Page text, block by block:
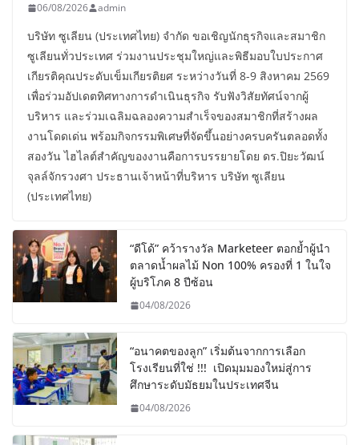
06/08/2026 admin
บริษัท ซูเลียน (ประเทศไทย) จำกัด ขอเชิญนักธุรกิจและสมาชิก
ซูเลียนทั่วประเทศ ร่วมงานประชุมใหญ่และพิธีมอบใบประกาศ
เกียรติคุณประดับเข็มเกียรติยศ ระหว่างวันที่ 8-9 สิงหาคม 2569
เพื่อร่วมอัปเดตทิศทางการดำเนินธุรกิจ รับฟังวิสัยทัศน์จากผู้
บริหาร และร่วมเฉลิมฉลองความสำเร็จของสมาชิกที่สร้างผล
งานโดดเด่น พร้อมกิจกรรมพิเศษที่จัดขึ้นอย่างครบครันตลอดทั้ง
สองวัน ไฮไลต์สำคัญของงานคือการบรรยายโดย ดร.ปิยะวัฒน์
จุลล์จักรวงศา ประธานเจ้าหน้าที่บริหาร บริษัท ซูเลียน
(ประเทศไทย)
“ดีโด้” คว้ารางวัล Marketeer ตอกย้ำผู้นำ
ตลาดน้ำผลไม้ Non 100% ครองที่ 1 ในใจ
ผู้บริโภค 8 ปีซ้อน
04/08/2026
“อนาคตของลูก” เริ่มต้นจากการเลือก
โรงเรียนที่ใช่ !!! เปิดมุมมองใหม่สู่การ
ศึกษาระดับมัธยมในประเทศจีน
04/08/2026